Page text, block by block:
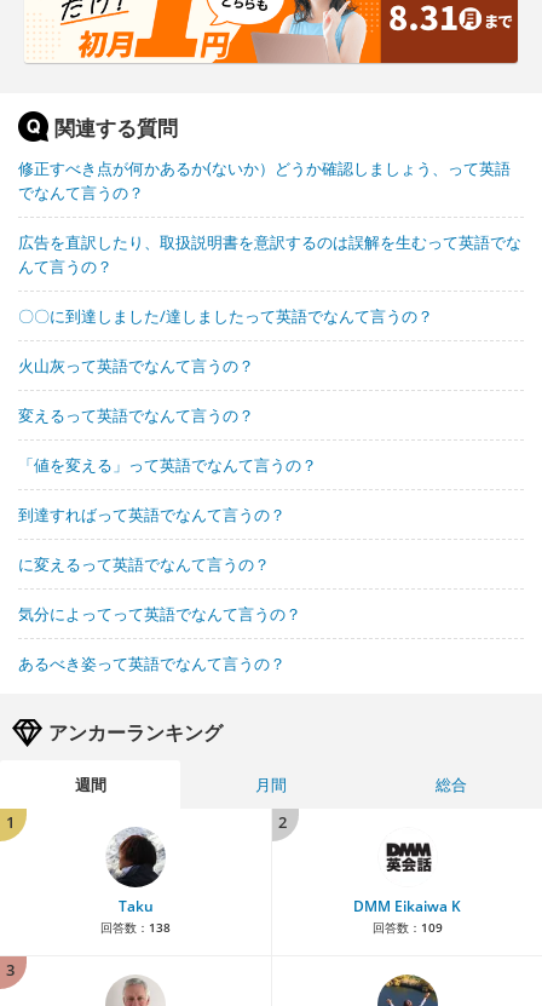
関連する質問
修正すべき点が何かあるか(ないか）どうか確認しましょう、って英語
でなんて言うの？
広告を直訳したり、取扱説明書を意訳するのは誤解を生むって英語でな
んて言うの？
〇〇に到達しました/達しましたって英語でなんて言うの？
火山灰って英語でなんて言うの？
変えるって英語でなんて言うの？
「値を変える」って英語でなんて言うの？
到達すればって英語でなんて言うの？
に変えるって英語でなんて言うの？
気分によってって英語でなんて言うの？
あるべき姿って英語でなんて言うの？
アンカーランキング
週間 月間
総合
1
Taku
回答数： 138
2
DMM Eikaiwa K
回答数： 109
3